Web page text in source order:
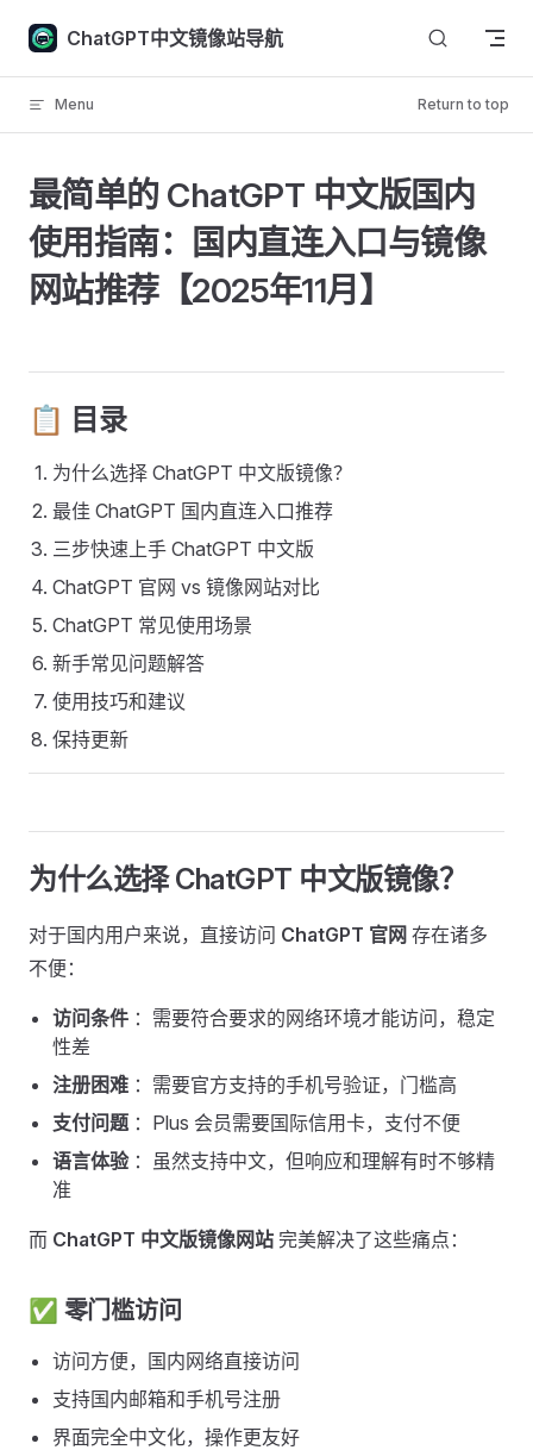
Skip to content
ChatGPT中文镜像站导航
Menu Return to top
最简单的 ChatGPT 中文版国内
使用指南：国内直连入口与镜像
网站推荐【2025年11月】 ​
📋 目录 ​
为什么选择 ChatGPT 中文版镜像？
最佳 ChatGPT 国内直连入口推荐
三步快速上手 ChatGPT 中文版
ChatGPT 官网 vs 镜像网站对比
ChatGPT 常见使用场景
新手常见问题解答
使用技巧和建议
保持更新
为什么选择 ChatGPT 中文版镜像？ ​
对于国内用户来说，直接访问 ChatGPT 官网 存在诸多
不便：
访问条件 ：需要符合要求的网络环境才能访问，稳定
性差
注册困难 ：需要官方支持的手机号验证，门槛高
支付问题：Plus 会员需要国际信用卡，支付不便
语言体验：虽然支持中文，但响应和理解有时不够精
准
而 ChatGPT 中文版镜像网站 完美解决了这些痛点：
✅ 零门槛访问 ​
访问方便，国内网络直接访问
支持国内邮箱和手机号注册
界面完全中文化，操作更友好